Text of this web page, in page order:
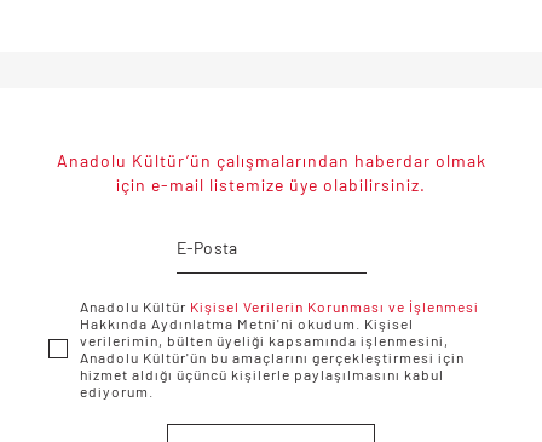
Anadolu Kültür’ün çalışmalarından haberdar olmak
için e-mail listemize üye olabilirsiniz.
Anadolu Kültür Kişisel Verilerin Korunması ve İşlenmesi
Hakkında Aydınlatma Metni'ni okudum. Kişisel
verilerimin, bülten üyeliği kapsamında işlenmesini,
Anadolu Kültür'ün bu amaçlarını gerçekleştirmesi için
hizmet aldığı üçüncü kişilerle paylaşılmasını kabul
ediyorum.